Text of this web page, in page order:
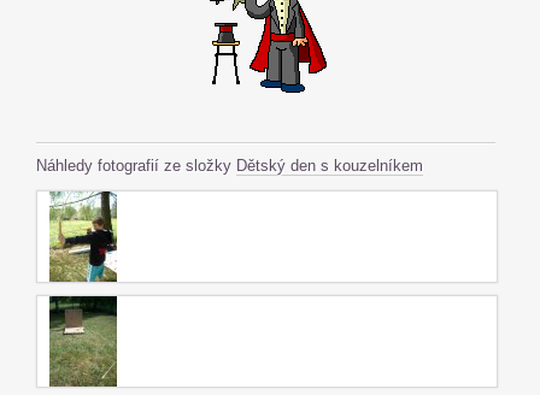
Náhledy fotografií ze složky Dětský den s kouzelníkem